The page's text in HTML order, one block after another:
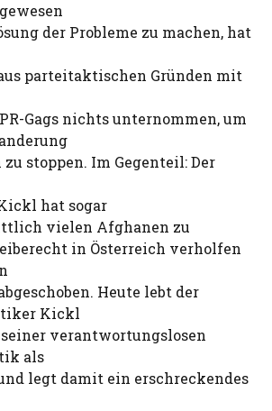
der Probleme zu machen, hat
parteitaktischen Gründen mit
Gags nichts unternommen, um
stoppen. Im Gegenteil: Der
hat sogar
vielen Afghanen zu
in Österreich verholfen
Heute lebt der
Kickl
verantwortungslosen
als
legt damit ein erschreckendes